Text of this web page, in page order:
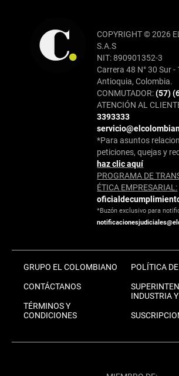
COPYRIGHT © 2026
S.A.S
NIT: 890901352-3
Carrera 48 N° 30 Sur -
Antioquia, Colombia.
CONMUTADOR:(57)
ATENCIÓN AL
3393333
*Para asuntos
peticiones, quejas y
haz clic aquí
PROGRAMA DE
ÉTICA EMPRESARIAL:
*Buzón exclusivo para
GRUPO EL COLOMBIANO
CONTÁCTANOS
TÉRMINOS Y
CONDICIONES
POLÍTICA
INDUSTRIA